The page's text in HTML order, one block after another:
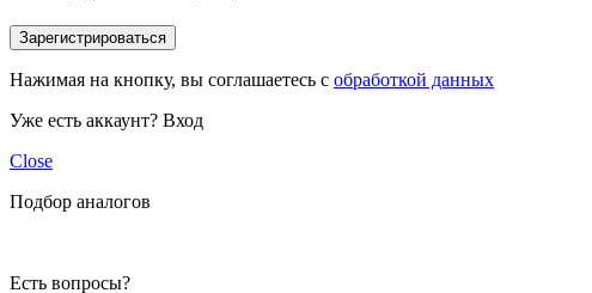
Зарегистрироваться
Нажимая на кнопку, вы соглашаетесь с обработкой данных
Уже есть аккаунт? Вход
Close
Подбор аналогов
Есть вопросы?